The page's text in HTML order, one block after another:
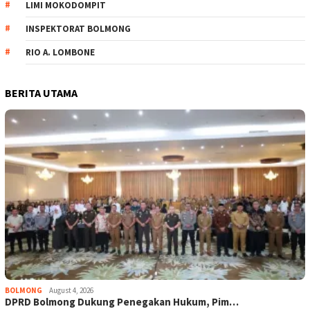
LIMI MOKODOMPIT
INSPEKTORAT BOLMONG
RIO A. LOMBONE
BERITA UTAMA
BOLMONG August 4, 2026
DPRD Bolmong Dukung Penegakan Hukum, Pim…